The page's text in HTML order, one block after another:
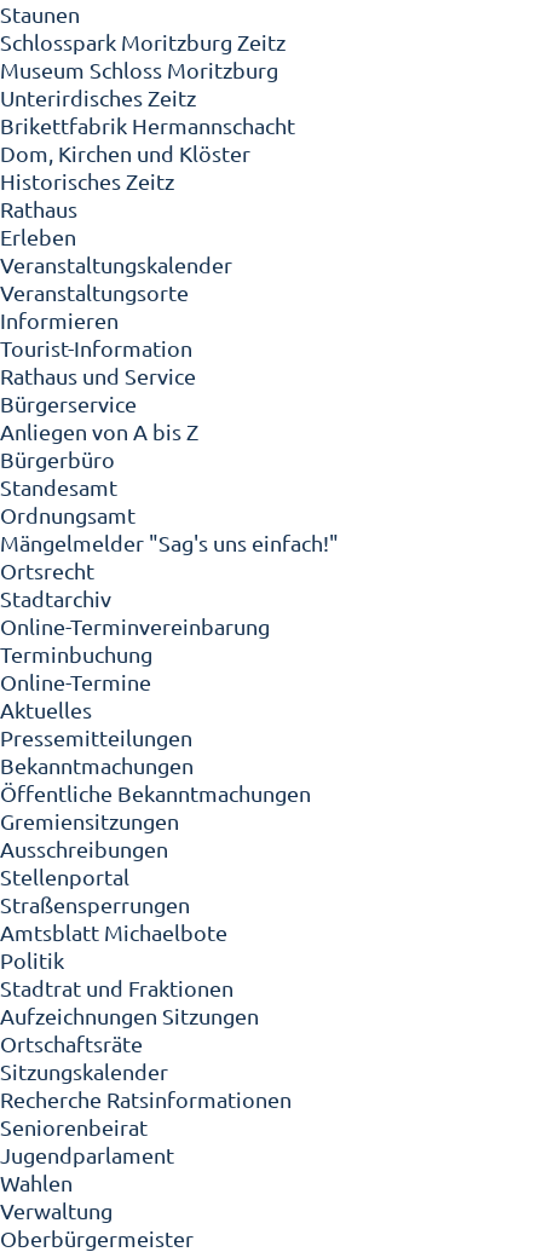
Staunen
Schlosspark Moritzburg Zeitz
Museum Schloss Moritzburg
Unterirdisches Zeitz
Brikettfabrik Hermannschacht
Dom, Kirchen und Klöster
Historisches Zeitz
Rathaus
Erleben
Veranstaltungskalender
Veranstaltungsorte
Informieren
Tourist-Information
Rathaus und Service
Bürgerservice
Anliegen von A bis Z
Bürgerbüro
Standesamt
Ordnungsamt
Mängelmelder "Sag's uns einfach!"
Ortsrecht
Stadtarchiv
Online-Terminvereinbarung
Terminbuchung
Online-Termine
Aktuelles
Pressemitteilungen
Bekanntmachungen
Öffentliche Bekanntmachungen
Gremiensitzungen
Ausschreibungen
Stellenportal
Straßensperrungen
Amtsblatt Michaelbote
Politik
Stadtrat und Fraktionen
Aufzeichnungen Sitzungen
Ortschaftsräte
Sitzungskalender
Recherche Ratsinformationen
Seniorenbeirat
Jugendparlament
Wahlen
Verwaltung
Oberbürgermeister